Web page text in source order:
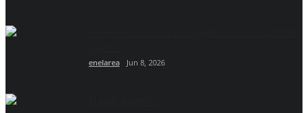
enelarea Jun 8, 2026